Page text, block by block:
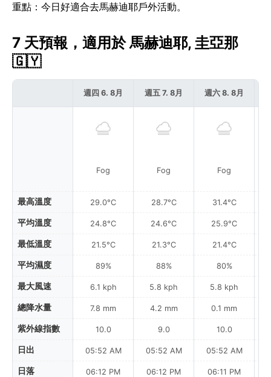
重點：今日好適合去馬赫迪耶戶外活動。
7 天預報，適用於 馬赫迪耶, 圭亞那
🇬🇾
最高溫度
平均溫度
最低溫度
平均濕度
最大風速
總降水量
紫外線指數
日出
日落
週四 6. 8月
Fog
29.0°C
24.8°C
21.5°C
89%
6.1 kph
7.8 mm
10.0
05:52 AM
06:12 PM
週五 7. 8月
Fog
28.7°C
24.6°C
21.3°C
88%
5.8 kph
4.2 mm
9.0
05:52 AM
06:12 PM
週六 8. 8月
Fog
31.4°C
25.9°C
21.4°C
80%
5.8 kph
0.1 mm
10.0
05:52 AM
06:11 PM